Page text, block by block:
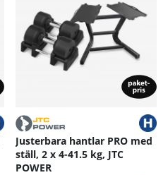
Justerbara hantlar PRO med
ställ, 2 x 4-41.5 kg, JTC
POWER